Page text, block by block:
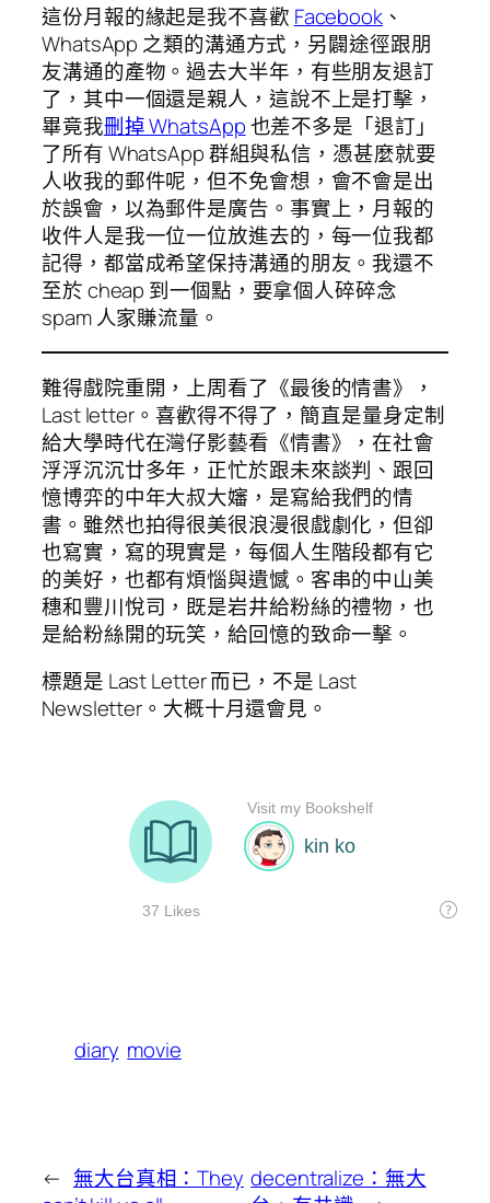
這份月報的緣起是我不喜歡 Facebook、
WhatsApp 之類的溝通方式，另闢途徑跟朋
友溝通的產物。過去大半年，有些朋友退訂
了，其中一個還是親人，這說不上是打擊，
畢竟我刪掉 WhatsApp也差不多是「退訂」
了所有 WhatsApp 群組與私信，憑甚麼就要
人收我的郵件呢，但不免會想，會不會是出
於誤會，以為郵件是廣告。事實上，月報的
收件人是我一位一位放進去的，每一位我都
記得，都當成希望保持溝通的朋友。我還不
至於 cheap 到一個點，要拿個人碎碎念
spam 人家賺流量。
難得戲院重開，上周看了《最後的情書》，
Last letter。喜歡得不得了，簡直是量身定制
給大學時代在灣仔影藝看《情書》，在社會
浮浮沉沉廿多年，正忙於跟未來談判、跟回
憶博弈的中年大叔大嬸，是寫給我們的情
書。雖然也拍得很美很浪漫很戲劇化，但卻
也寫實，寫的現實是，每個人生階段都有它
的美好，也都有煩惱與遺憾。客串的中山美
穗和豐川悅司，既是岩井給粉絲的禮物，也
是給粉絲開的玩笑，給回憶的致命一擊。
標題是 Last Letter 而已，不是 Last
Newsletter。大概十月還會見。
diary movie
← 無大台真相：They decentralize：無大